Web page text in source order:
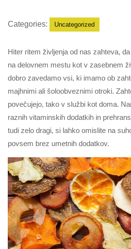
Categories: Uncategorized
Hiter ritem življenja od nas zahteva,
na delovnem mestu kot v zasebnem
dobro zavedamo vsi, ki imamo ob
majhnimi ali šoloobveznimi otroki.
povečujejo, tako v službi kot doma.
raznih vitaminskih dodatkih in
tudi zelo dragi, si lahko omislite na
povsem brez umetnih dodatkov.